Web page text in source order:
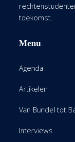
toekomst.
Menu
Agenda
Artikelen
Van Bundel tot
Interviews